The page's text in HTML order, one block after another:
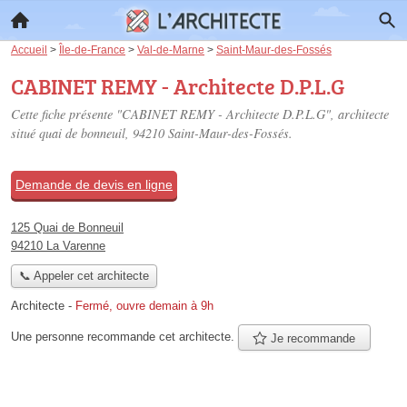
Accueil > Île-de-France > Val-de-Marne > Saint-Maur-des-Fossés
CABINET REMY - Architecte D.P.L.G
Cette fiche présente "CABINET REMY - Architecte D.P.L.G", architecte
situé quai de bonneuil, 94210 Saint-Maur-des-Fossés.
Demande de devis en ligne
125 Quai de Bonneuil
94210 La Varenne
📞 Appeler cet architecte
Architecte - Fermé, ouvre demain à 9h
Une personne recommande cet architecte. Je recommande